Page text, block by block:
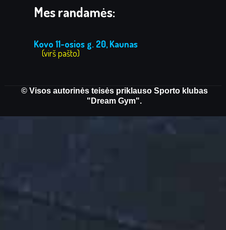
Mes randamės:
Kovo 11-osios g. 20, Kaunas
(virš pašto)
© Visos autorinės teisės priklauso Sporto klubas
"Dream Gym".